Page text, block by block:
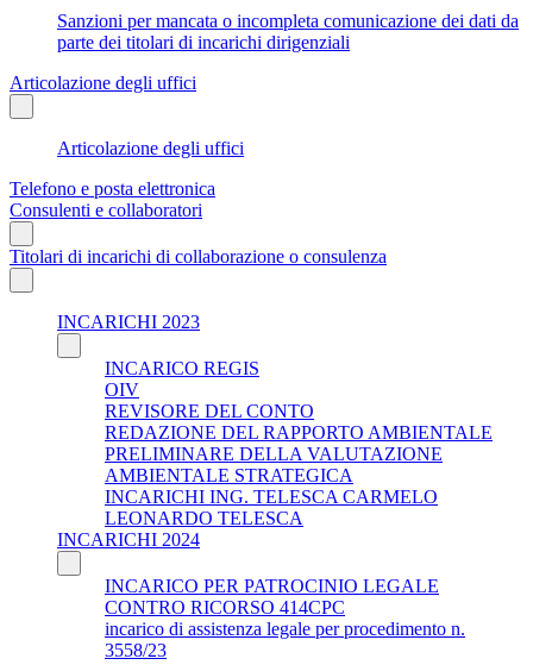
Sanzioni per mancata o incompleta comunicazione dei dati da
parte dei titolari di incarichi dirigenziali
Articolazione degli uffici
Articolazione degli uffici
Telefono e posta elettronica
Consulenti e collaboratori
Titolari di incarichi di collaborazione o consulenza
INCARICHI 2023
INCARICO REGIS
OIV
REVISORE DEL CONTO
REDAZIONE DEL RAPPORTO AMBIENTALE
PRELIMINARE DELLA VALUTAZIONE
AMBIENTALE STRATEGICA
INCARICHI ING. TELESCA CARMELO
LEONARDO TELESCA
INCARICHI 2024
INCARICO PER PATROCINIO LEGALE
CONTRO RICORSO 414CPC
incarico di assistenza legale per procedimento n.
3558/23